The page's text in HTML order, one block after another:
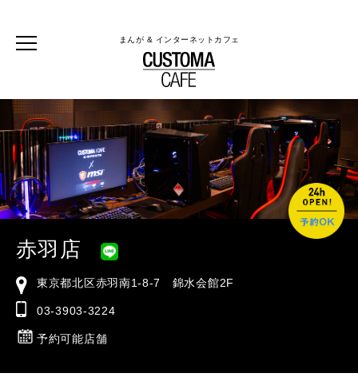
まんが & インターネットカフェ
赤羽店
東京都北区赤羽南1-8-7 錦水会館2F
03-3903-3224
予約可能店舗